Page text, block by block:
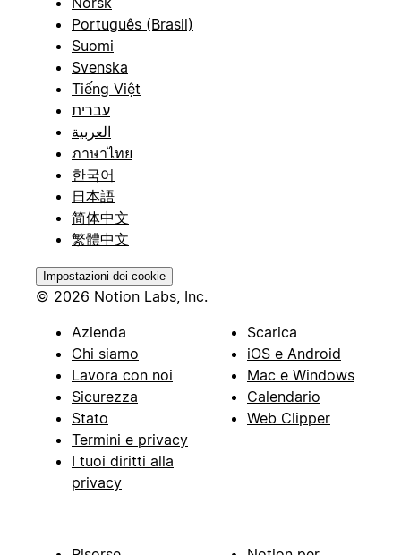
Português (Brasil)
Suomi
Svenska
Tiếng Việt
עברית
العربية
ภาษาไทย
한국어
日本語
简体中文
繁體中文
Impostazioni dei cookie
© 2026 Notion Labs, Inc.
Azienda
Chi siamo
Lavora con noi
Sicurezza
Stato
Termini e privacy
I tuoi diritti alla
privacy
Scarica
iOS e Android
Mac e Windows
Calendario
Web Clipper